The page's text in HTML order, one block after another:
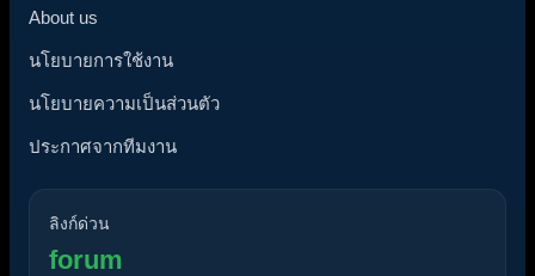
About us
นโยบายการใช้งาน
นโยบายความเป็นส่วนตัว
ประกาศจากทีมงาน
ลิงก์ด่วน
forum